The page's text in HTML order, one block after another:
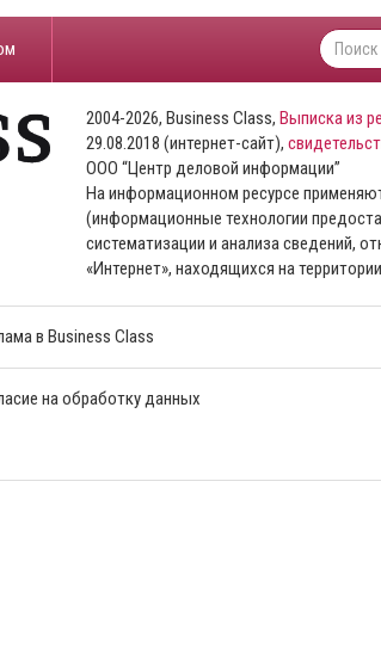
2004-2026, Business Class, Выписка из
29.08.2018 (интернет-сайт),
ООО “Центр деловой информации”
На информационном ресурсе
(информационные технологии
систематизации и анализа сведений,
«Интернет», находящихся на
в Business Class
на обработку данных